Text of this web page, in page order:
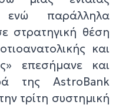
ενώ παράλληλα
στρατηγική θέση
και
επεσήμανε και
της AstroBank
τρίτη συστημική